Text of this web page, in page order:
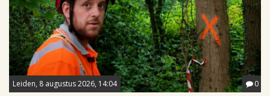
Leiden, 8 augustus 2026, 14:04 0